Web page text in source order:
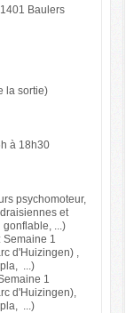
Baulers
la sortie)
à 18h30
psychomoteur,
et
gonflable, ...)
1
d'Huizingen) ,
...)
1
d'Huizingen),
...)